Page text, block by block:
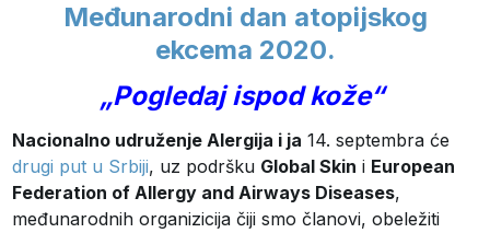
Međunarodni dan atopijskog
ekcema 2020.
„Pogledaj ispod kože“
Nacionalno udruženje Alergija i ja 14. septembra će
drugi put u Srbiji, uz podršku Global Skin i European
Federation of Allergy and Airways Diseases,
međunarodnih organizicija čiji smo članovi, obeležiti